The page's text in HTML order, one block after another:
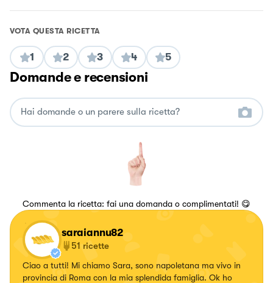
VOTA QUESTA RICETTA
1 2 3 4 5
Domande e recensioni
Commenta la ricetta: fai una domanda o complimentati! 😋
saraiannu82
51 ricette
Ciao a tutti! Mi chiamo Sara, sono napoletana ma vivo in
provincia di Roma con la mia splendida famiglia. Ok ho